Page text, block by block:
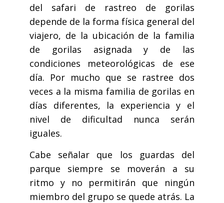
del safari de rastreo de gorilas
depende de la forma física general del
viajero, de la ubicación de la familia
de gorilas asignada y de las
condiciones meteorológicas de ese
día. Por mucho que se rastree dos
veces a la misma familia de gorilas en
días diferentes, la experiencia y el
nivel de dificultad nunca serán
iguales.
Cabe señalar que los guardas del
parque siempre se moverán a su
ritmo y no permitirán que ningún
miembro del grupo se quede atrás. La